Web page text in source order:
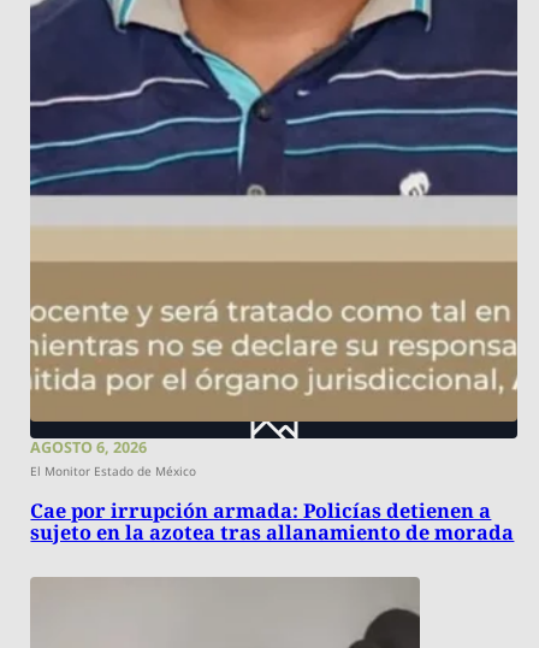
AGOSTO 6, 2026
El Monitor Estado de México
Cae por irrupción armada: Policías detienen a
sujeto en la azotea tras allanamiento de morada